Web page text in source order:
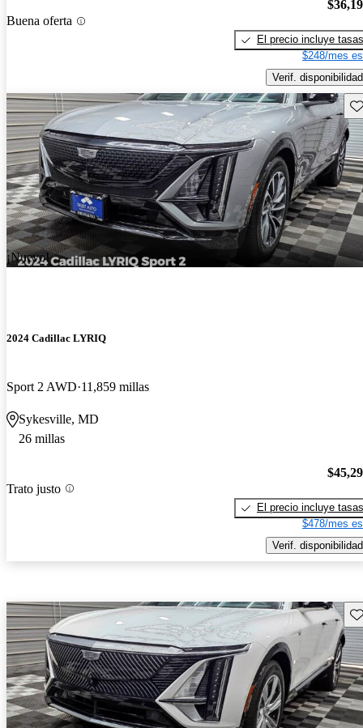
Buena oferta
El precio incluye tasas
$248/mes
Verif. disponibilidad
¡Nuevo!
2024 Cadillac LYRIQ
Sport 2 AWD 11,859 millas
Sykesville, MD
26 millas
Trato justo
El precio incluye tasas
$478/mes
Verif. disponibilidad